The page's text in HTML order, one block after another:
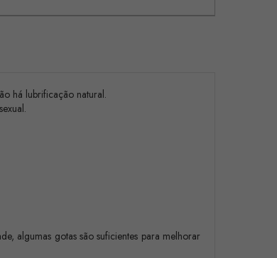
há lubrificação natural.
algumas gotas são suficientes para melhorar